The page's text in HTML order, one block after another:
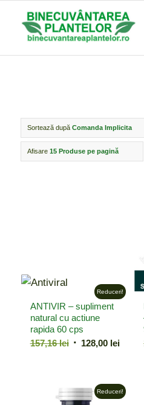
Sortează după Comanda Implicita
Afisare 15 Produse pe pagină
ANTIVIR – supliment
natural cu actiune
rapida 60 cps
157,16lei Prețul
157,16 lei.
128,00 leiPrețul
Reduceri!
Reduceri!